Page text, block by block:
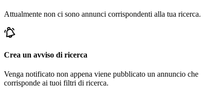
Attualmente non ci sono annunci corrispondenti alla tua ricerca.
Crea un avviso di ricerca
Venga notificato non appena viene pubblicato un annuncio che
corrisponde ai tuoi filtri di ricerca.